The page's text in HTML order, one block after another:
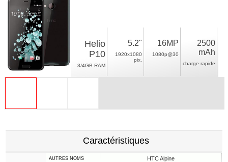
Helio
P10
3/4GB RAM
5.2"
1920x1080
pix.
16MP
1080p@30
2500
mAh
charge rapide
Caractéristiques
AUTRES NOMS HTC Alpine